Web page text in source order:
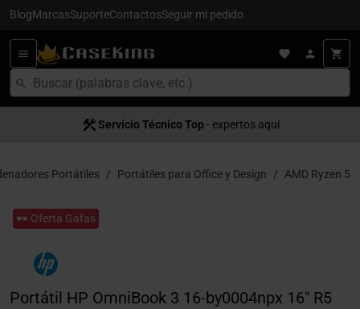
BlogMarcasSuporteContactosSeguir mi pedido
Servício Técnico Top - expertos aquí
Portátiles Portátiles para Office y Design AMD Ryzen 5
🕶️ Oferta Gafas
Portátil HP OmniBook 3 16-by0004npx 16" R5